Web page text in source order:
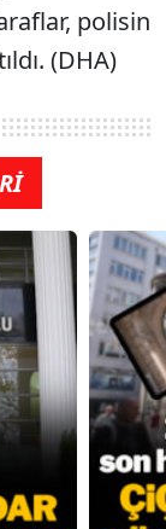
polisin
(DHA)